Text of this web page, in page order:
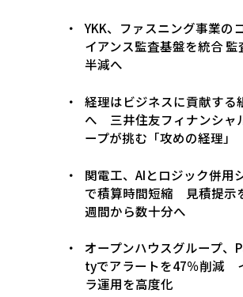
YKK、ファスニング事業の
イアンス監査基盤を統合 監
半減へ
経理はビジネスに貢献する
へ 三井住友フィナンシャ
ープが挑む「攻めの経理」
関電工、AIとロジック併用
で積算時間短縮 見積提示
週間から数十分へ
オープンハウスグループ、
tyでアラートを47％削減
ラ運用を高度化